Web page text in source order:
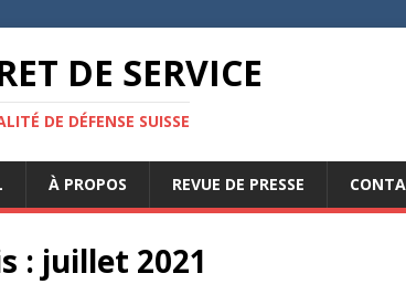
DE SERVICE
DE DÉFENSE SUISSE
À PROPOS REVUE DE PRESSE
: juillet 2021